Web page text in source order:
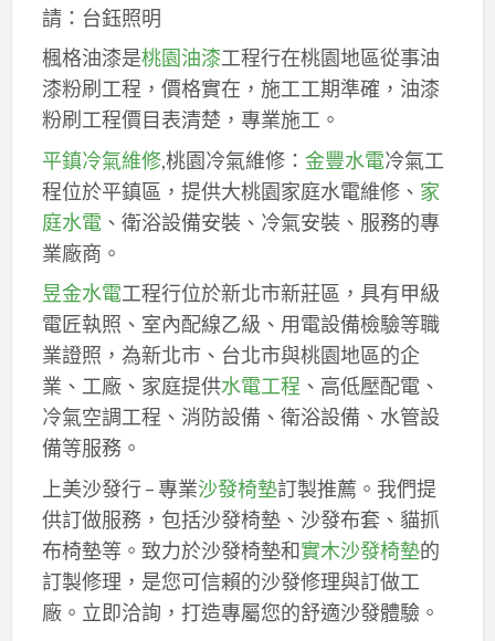
請：台鈺照明
楓格油漆是桃園油漆工程行在桃園地區從事油
漆粉刷工程，價格實在，施工工期準確，油漆
粉刷工程價目表清楚，專業施工。
平鎮冷氣維修,桃園冷氣維修： 金豐水電冷氣工
程位於平鎮區，提供大桃園家庭水電維修、 家
庭水電、衛浴設備安裝、冷氣安裝、服務的專
業廠商。
昱金水電工程行位於新北市新莊區，具有甲級
電匠執照、室內配線乙級、用電設備檢驗等職
業證照，為新北市、台北市與桃園地區的企
業、工廠、家庭提供水電工程 、高低壓配電、
冷氣空調工程、消防設備、衛浴設備、水管設
備等服務。
上美沙發行 – 專業沙發椅墊訂製推薦。我們提
供訂做服務，包括沙發椅墊、沙發布套、貓抓
布椅墊等。致力於沙發椅墊和實木沙發椅墊的
訂製修理，是您可信賴的沙發修理與訂做工
廠。立即洽詢，打造專屬您的舒適沙發體驗。